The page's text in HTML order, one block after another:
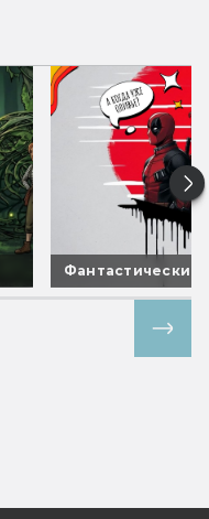
Фантастические